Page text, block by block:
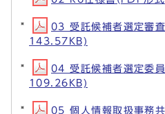
03 受託候補者選定審
143.57KB)
04 受託候補者選定委
109.26KB)
05 個人情報取扱事務